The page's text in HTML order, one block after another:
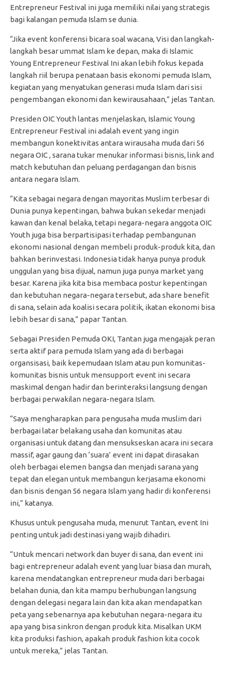
Entrepreneur Festival ini juga memiliki nilai yang strategis
bagi kalangan pemuda Islam se dunia.
“Jika event konferensi bicara soal wacana, Visi dan langkah-
langkah besar ummat Islam ke depan, maka di Islamic
Young Entrepreneur Festival Ini akan lebih fokus kepada
langkah riil berupa penataan basis ekonomi pemuda Islam,
kegiatan yang menyatukan generasi muda Islam dari sisi
pengembangan ekonomi dan kewirausahaan,” jelas Tantan.
Presiden OIC Youth lantas menjelaskan, Islamic Young
Entrepreneur Festival ini adalah event yang ingin
membangun konektivitas antara wirausaha muda dari 56
negara OIC , sarana tukar menukar informasi bisnis, link and
match kebutuhan dan peluang perdagangan dan bisnis
antara negara Islam.
“Kita sebagai negara dengan mayoritas Muslim terbesar di
Dunia punya kepentingan, bahwa bukan sekedar menjadi
kawan dan kenal belaka, tetapi negara-negara anggota OIC
Youth juga bisa berpartisipasi terhadap pembangunan
ekonomi nasional dengan membeli produk-produk kita, dan
bahkan berinvestasi. Indonesia tidak hanya punya produk
unggulan yang bisa dijual, namun juga punya market yang
besar. Karena jika kita bisa membaca postur kepentingan
dan kebutuhan negara-negara tersebut, ada share benefit
di sana, selain ada koalisi secara politik, ikatan ekonomi bisa
lebih besar di sana,” papar Tantan.
Sebagai Presiden Pemuda OKI, Tantan juga mengajak peran
serta aktif para pemuda Islam yang ada di berbagai
organsisasi, baik kepemudaan Islam atau pun komunitas-
komunitas bisnis untuk mensupport event ini secara
maskimal dengan hadir dan berinteraksi langsung dengan
berbagai perwakilan negara-negara Islam.
“Saya mengharapkan para pengusaha muda muslim dari
berbagai latar belakang usaha dan komunitas atau
organisasi untuk datang dan mensukseskan acara ini secara
massif, agar gaung dan ‘suara’ event ini dapat dirasakan
oleh berbagai elemen bangsa dan menjadi sarana yang
tepat dan elegan untuk membangun kerjasama ekonomi
dan bisnis dengan 56 negara Islam yang hadir di konferensi
ini,” katanya.
Khusus untuk pengusaha muda, menurut Tantan, event Ini
penting untuk jadi destinasi yang wajib dihadiri.
“Untuk mencari network dan buyer di sana, dan event ini
bagi entrepreneur adalah event yang luar biasa dan murah,
karena mendatangkan entrepreneur muda dari berbagai
belahan dunia, dan kita mampu berhubungan langsung
dengan delegasi negara lain dan kita akan mendapatkan
peta yang sebenarnya apa kebutuhan negara-negara itu
apa yang bisa sinkron dengan produk kita. Misalkan UKM
kita produksi fashion, apakah produk fashion kita cocok
untuk mereka,” jelas Tantan.